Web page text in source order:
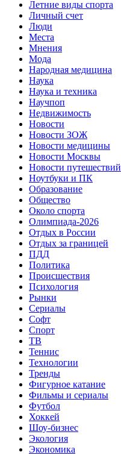
Летние виды спорта
Личный счет
Люди
Места
Мнения
Мода
Народная медицина
Наука
Наука и техника
Научпоп
Недвижимость
Новости
Новости ЗОЖ
Новости медицины
Новости Москвы
Новости путешествий
Ноутбуки и ПК
Образование
Общество
Около спорта
Олимпиада-2026
Отдых в России
Отдых за границей
ПДД
Политика
Происшествия
Психология
Рынки
Сериалы
Софт
Спорт
ТВ
Теннис
Технологии
Тренды
Фигурное катание
Фильмы и сериалы
Футбол
Хоккей
Шоу-бизнес
Экология
Экономика